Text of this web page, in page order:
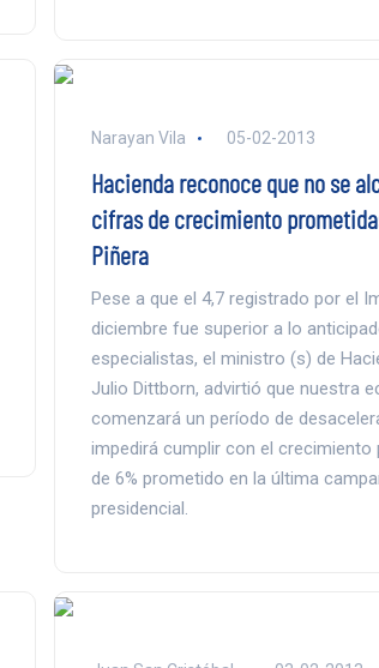
Narayan Vila 05-02-2013
Hacienda reconoce que no se
cifras de crecimiento
Piñera
Pese a que el 4,7 registrado por el
diciembre fue superior a lo
especialistas, el ministro (s) de
Julio Dittborn, advirtió que nuestra
comenzará un período de
impedirá cumplir con el crecimiento
de 6% prometido en la última
presidencial.